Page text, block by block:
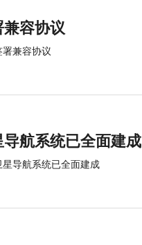
容协议
兼容协议
航系统已全面建成
导航系统已全面建成